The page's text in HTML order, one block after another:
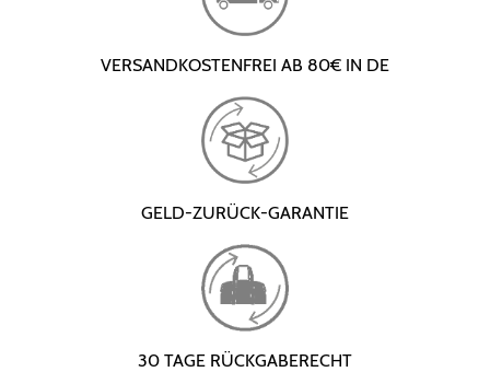
VERSANDKOSTENFREI AB 80€ IN DE
GELD-ZURÜCK-GARANTIE
30 TAGE RÜCKGABERECHT